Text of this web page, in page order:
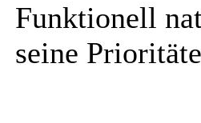
Funktionell
seine